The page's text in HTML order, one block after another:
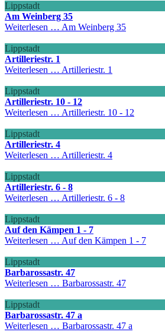
Lippstadt
Am Weinberg 35
Weiterlesen … Am Weinberg 35
Lippstadt
Artilleriestr. 1
Weiterlesen … Artilleriestr. 1
Lippstadt
Artilleriestr. 10 - 12
Weiterlesen … Artilleriestr. 10 - 12
Lippstadt
Artilleriestr. 4
Weiterlesen … Artilleriestr. 4
Lippstadt
Artilleriestr. 6 - 8
Weiterlesen … Artilleriestr. 6 - 8
Lippstadt
Auf den Kämpen 1 - 7
Weiterlesen … Auf den Kämpen 1 - 7
Lippstadt
Barbarossastr. 47
Weiterlesen … Barbarossastr. 47
Lippstadt
Barbarossastr. 47 a
Weiterlesen … Barbarossastr. 47 a